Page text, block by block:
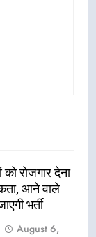
रोजगार देना
आने वाले
भर्ती
August 6,